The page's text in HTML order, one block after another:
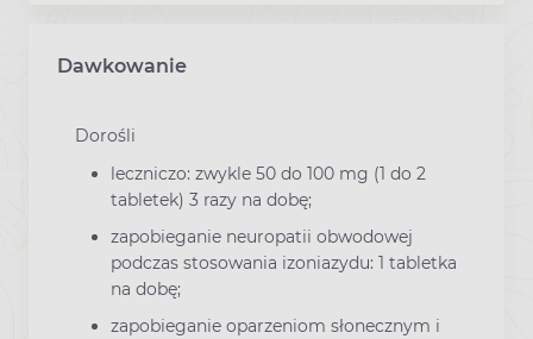
Dawkowanie
Dorośli
leczniczo: zwykle 50 do 100 mg (1 do 2
tabletek) 3 razy na dobę;
zapobieganie neuropatii obwodowej
podczas stosowania izoniazydu: 1 tabletka
na dobę;
zapobieganie oparzeniom słonecznym i